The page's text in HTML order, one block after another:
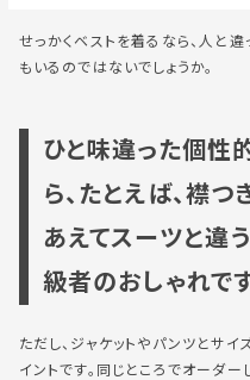
せっかくベストを着るなら、人と
もいるのではないでしょうか。
ひと味違った個性
ら、たとえば、襟
あえてスーツと違
級者のおしゃれです
ただし、ジャケットやパンツとサ
イントです。同じところでオーダ